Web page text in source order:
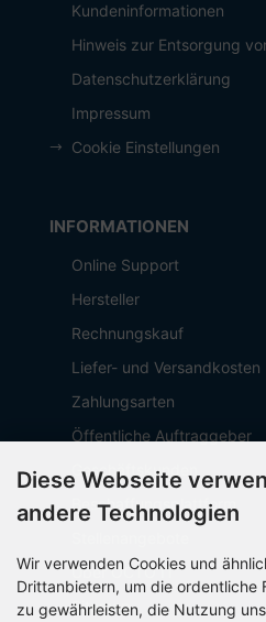
Kundeninformationen
Hinweis zur Entsorgung
Datenschutzerklärung
Impressum
Cookie Einstellungen
INFORMATIONEN
Online Support
Hersteller
Rechnungskauf
Liefer- und Versandkosten
Zahlungsarten
Öffentliche Auftraggeber
Geschäftskunden
Beschaffungsplattform
Über OCTO IT
Sitemap
Diese Webseite
andere Technologien
Wir verwenden Cookies und
Drittanbietern, um die ordentliche
zu gewährleisten, die Nutzung